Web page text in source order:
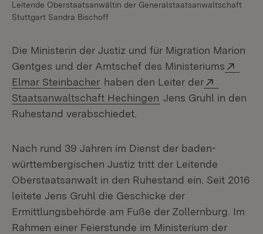
Leitende Oberstaatsanwältin der Generalstaatsanwaltschaft
Stuttgart Sandra Bischoff
Die Ministerin der Justiz und für Migration Marion
Gentges und der Amtschef des Ministeriums
Elmar Steinbacher (Öffnet in neuem Fenster)
haben den Leiter der
Staatsanwaltschaft Hechingen (Öffnet in neuem
Jens Gruhl in den
Ruhestand verabschiedet.
Nach rund 39 Jahren im Dienst der baden-
württembergischen Justiz tritt der Leitende
Oberstaatsanwalt in den Ruhestand ein. Seit 2016
leitete Jens Gruhl die Geschicke der
Ermittlungsbehörde am Fuße der Zollernburg. Im
Rahmen einer Feierstunde im Ministerium der